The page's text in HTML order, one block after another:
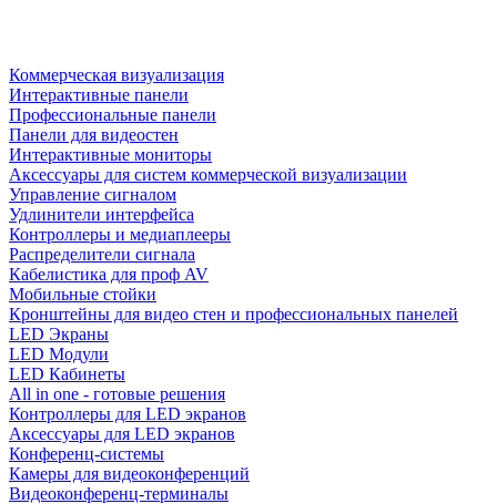
Коммерческая визуализация
Интерактивные панели
Профессиональные панели
Панели для видеостен
Интерактивные мониторы
Аксессуары для систем коммерческой визуализации
Управление сигналом
Удлинители интерфейса
Контроллеры и медиаплееры
Распределители сигнала
Кабелистика для проф AV
Мобильные стойки
Кронштейны для видео стен и профессиональных панелей
LED Экраны
LED Модули
LED Кабинеты
All in one - готовые решения
Контроллеры для LED экранов
Аксессуары для LED экранов
Конференц-системы
Камеры для видеоконференций
Видеоконференц-терминалы